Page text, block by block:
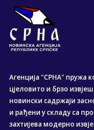
Агенција "СРНА" пружа
цјеловито и брзо
новински садржаји
и рађени у складу са
захтијева модерно